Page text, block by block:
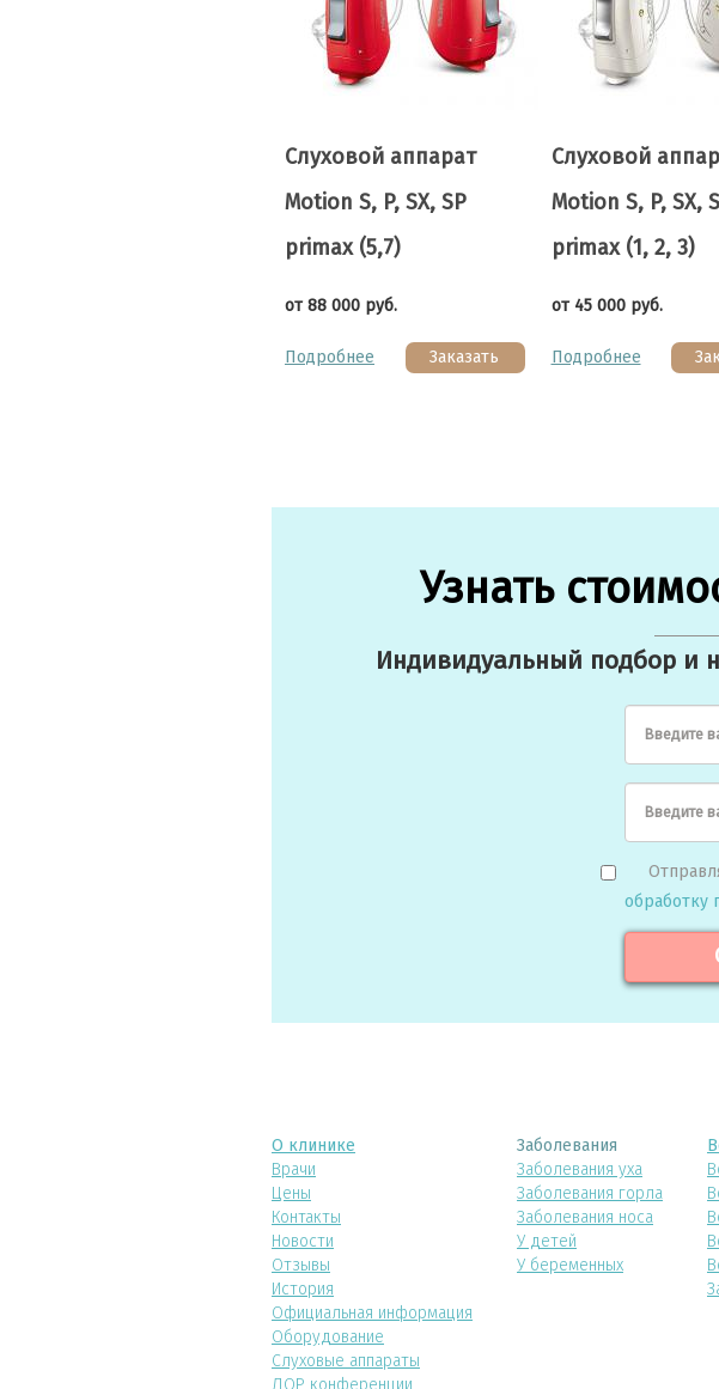
Слуховой аппарат
Motion S, P, SX, SP
primax (5,7)
от 88 000 руб.
Заказать
Подробнее
Слуховой
Motion S, P, SX,
primax (1, 2, 3)
от 45 000 руб.
Подробнее
Узнать
Индивидуальный подбор и
Введите
Введите
обработку
О клинике
Врачи
Цены
Контакты
Новости
Отзывы
История
Официальная информация
Оборудование
Слуховые аппараты
ЛОР конференции
Заболевания
Заболевания уха
Заболевания горла
Заболевания носа
У детей
У беременных